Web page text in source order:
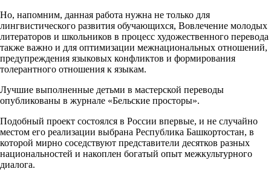
Но, напомним, данная работа нужна не только для
лингвистического развития обучающихся, Вовлечение молодых
литераторов и школьников в процесс художественного перевода
также важно и для оптимизации межнациональных отношений,
предупреждения языковых конфликтов и формирования
толерантного отношения к языкам.
Лучшие выполненные детьми в мастерской переводы
опубликованы в журнале «Бельские просторы».
Подобный проект состоялся в России впервые, и не случайно
местом его реализации выбрана Республика Башкортостан, в
которой мирно соседствуют представители десятков разных
национальностей и накоплен богатый опыт межкультурного
диалога.